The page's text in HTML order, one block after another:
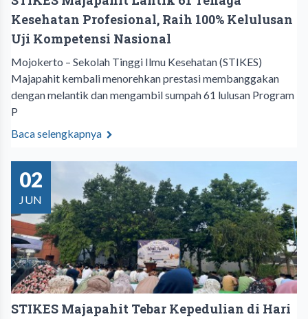
Kesehatan Profesional, Raih 100% Kelulusan
Uji Kompetensi Nasional
Mojokerto – Sekolah Tinggi Ilmu Kesehatan (STIKES)
Majapahit kembali menorehkan prestasi membanggakan
dengan melantik dan mengambil sumpah 61 lulusan Program
P
Baca selengkapnya
02
JUN
STIKES Majapahit Tebar Kepedulian di Hari